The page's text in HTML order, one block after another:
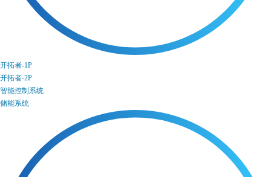
开拓者-1P
开拓者-2P
智能控制系统
储能系统